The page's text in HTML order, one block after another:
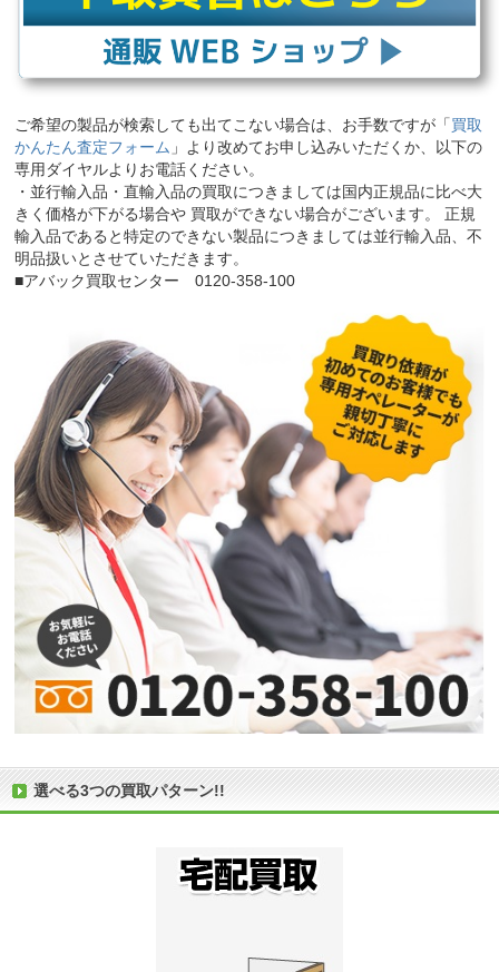
ご希望の製品が検索しても出てこない場合は、お手数ですが「買取
かんたん査定フォーム 」より改めてお申し込みいただくか、以下の
専用ダイヤルよりお電話ください。
・並行輸入品・直輸入品の買取につきましては国内正規品に比べ大
きく価格が下がる場合や 買取ができない場合がございます。 正規
輸入品であると特定のできない製品につきましては並行輸入品、不
明品扱いとさせていただきます。
■アバック買取センター 0120-358-100
選べる3つの買取パターン!!